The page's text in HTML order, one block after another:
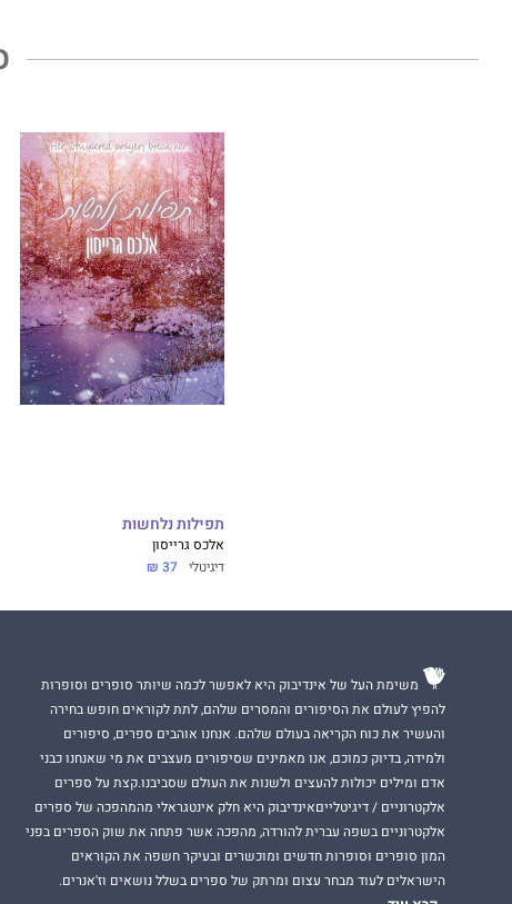
תפילות נלחשות
אלכס גרייסון
דיגיטלי 37 ₪
משימת העל של אינדיבוק היא לאפשר לכמה שיותר סופרים וסופרות
להפיץ לעולם את הסיפורים והמסרים שלהם, לתת לקוראים חופש בחירה
והעשיר את כוח הקריאה בעולם שלהם. אנחנו אוהבים ספרים, סיפורים
ולמידה, בדיוק כמוכם, אנו מאמינים שסיפורים מעצבים את מי שאנחנו כבני
אדם ומילים יכולות להעצים ולשנות את העולם שסביבנו.קצת על ספרים
אלקטרוניים / דיגיטלייםאינדיבוק היא חלק אינטגראלי מהמהפכה של ספרים
אלקטרוניים בשפה עברית להורדה, מהפכה אשר פתחה את שוק הספרים בפני
המון סופרים וסופרות חדשים ומוכשרים ובעיקר חשפה את הקוראים
הישראלים לעוד מבחר עצום ומרתק של ספרים בשלל נושאים וז'אנרים.